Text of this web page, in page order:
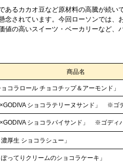
あるカカオ豆など原材料の高騰が続い
念されています。今回ローソンでは、
値の高いスイーツ・ベーカリーなど、
商品名
ョコラロール チョコチップ＆アーモンド
ショコラテリーヌサンド」 ※ゴ
ショコラパイサンド」 ※ゴディ
濃厚生 ショコラシュー」
ぽってりクリームのショコラケーキ」